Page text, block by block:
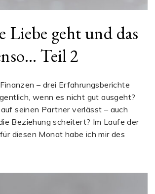
Liebe geht und das
Teil 2
– drei Erfahrungsberichte
wenn es nicht gut ausgeht?
seinen Partner verlässt – auch
Beziehung scheitert? Im Laufe der
diesen Monat habe ich mir des